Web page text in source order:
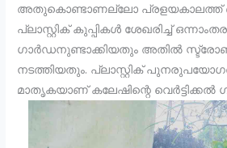
അതുകൊണ്ടാണല്ലോ പ്രളയകാലത്ത്
പ്ലാസ്റ്റിക് കുപ്പികൾ ശേഖരിച്ച്
ഗാർഡനുണ്ടാക്കിയതും അതിൽ
നടത്തിയതും. പ്ലാസ്റ്റിക്
മാതൃകയാണ് കലേഷിന്റെ വെർട്ടിക്കൽ